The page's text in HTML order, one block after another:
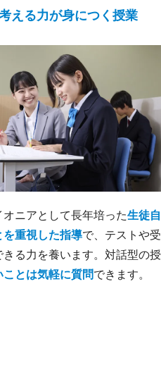
える力が身につく授業
ニアとして長年培った生徒自
を重視した指導で、テストや受
る力を養います。対話型の授
とは気軽に質問できます。